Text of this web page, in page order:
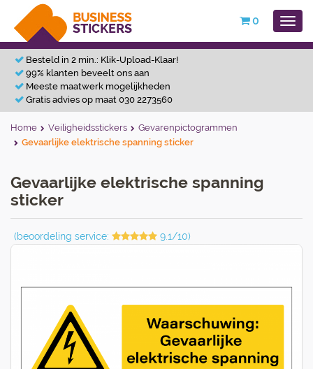
0
Besteld in 2 min.: Klik-Upload-Klaar!
99% klanten beveelt ons aan
Meeste maatwerk mogelijkheden
Gratis advies op maat 030 2273560
Home Veiligheidsstickers
Gevarenpictogrammen
Gevaarlijke elektrische spanning sticker
Gevaarlijke elektrische spanning
sticker
(beoordeling service: 9.1/10)